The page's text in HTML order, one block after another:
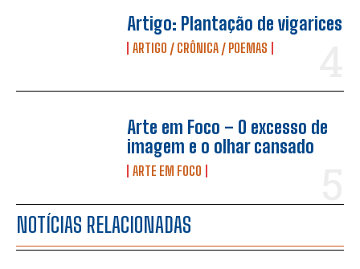
Artigo: Plantação de vigarices
ARTIGO / CRÔNICA / POEMAS
Arte em Foco – O excesso de
imagem e o olhar cansado
ARTE EM FOCO
NOTÍCIAS RELACIONADAS